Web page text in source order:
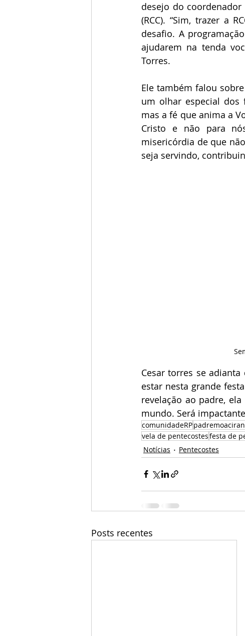
desejo do coordenador
(RCC). “Sim, trazer a
desafio. A
ajudarem na tenda
Torres.
Ele também falou
um olhar especial dos
mas a fé que anima a
Cristo e não para
misericórdia de que
seja servindo,
Cesar torres se
estar nesta grande
revelação ao padre,
mundo. Será
comunidadeRP
vela de pentecostesfesta de
Notícias
Pentecostes
Posts recentes